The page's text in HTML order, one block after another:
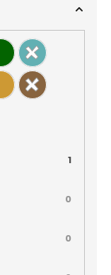
1
0
0